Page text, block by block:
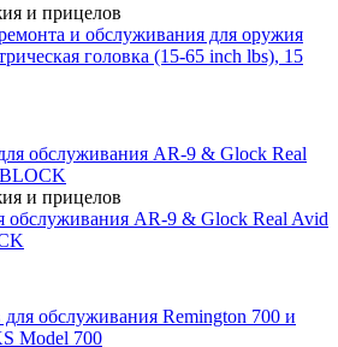
и прицелов
и обслуживания для оружия
головка (15-65 inch lbs), 15
и прицелов
обслуживания AR-9 & Glock Real Avid